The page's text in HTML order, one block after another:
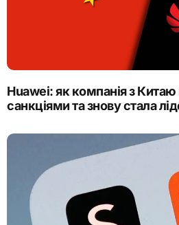
Huawei: як компанія з Китаю
санкціями та знову стала